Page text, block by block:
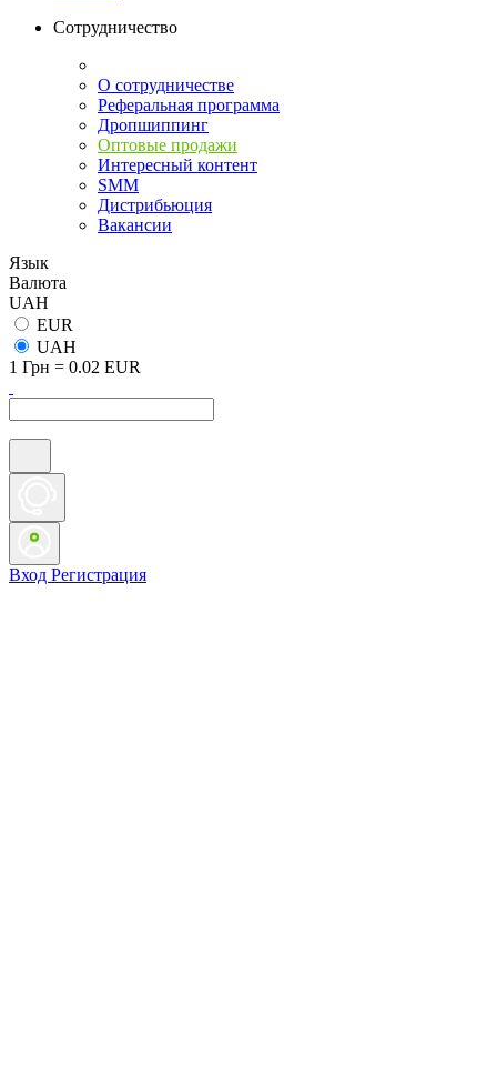
Сотрудничество
О сотрудничестве
Реферальная программа
Дропшиппинг
Оптовые продажи
Интересный контент
SMM
Дистрибьюция
Вакансии
Язык
Валюта
UAH
EUR
UAH
1 Грн = 0.02 EUR
Вход Регистрация